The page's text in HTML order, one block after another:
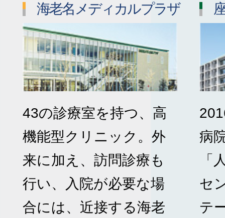
海老名メディカルプラザ
43の診療室を持つ、高
機能型クリニック。外
来に加え、訪問診療も
行い、入院が必要な場
合には、近接する海老
病
「
セ
テ